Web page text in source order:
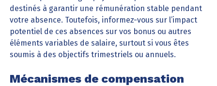
destinés à garantir une rémunération stable pendant
votre absence. Toutefois, informez-vous sur l’impact
potentiel de ces absences sur vos bonus ou autres
éléments variables de salaire, surtout si vous êtes
soumis à des objectifs trimestriels ou annuels.
Mécanismes de compensation